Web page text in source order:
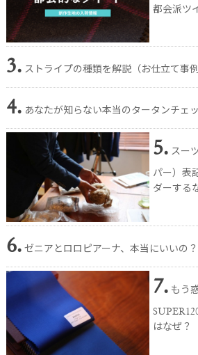
都会派ツ
3. ストライプの種類を解説（お仕立て事例
4. あなたが知らない本当のタータンチェ
5. スー
パー）表
ダーする
6. ゼニアとロロピアーナ、本当にいいの？
7. もう
はなぜ？